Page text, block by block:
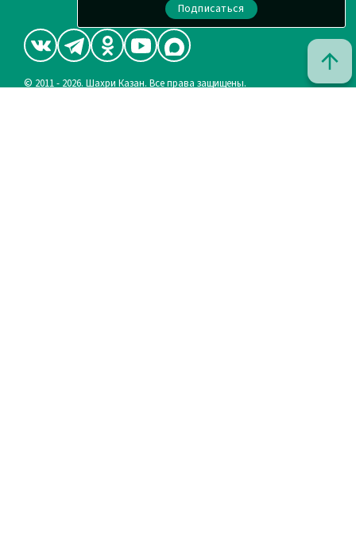
Подписаться
© 2011 - 2026. Шахри Казан. Все права защищены.